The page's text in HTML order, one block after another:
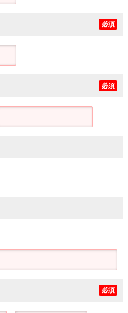
必須
必須
必須